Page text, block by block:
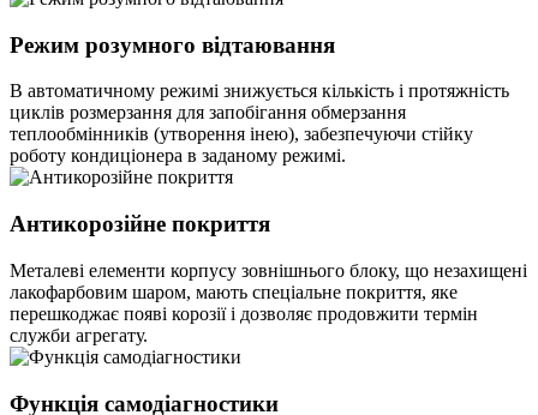
Режим розумного відтаювання
В автоматичному режимі знижується кількість і протяжність
циклів розмерзання для запобігання обмерзання
теплообмінників (утворення інею), забезпечуючи стійку
роботу кондиціонера в заданому режимі.
Антикорозійне покриття
Металеві елементи корпусу зовнішнього блоку, що незахищені
лакофарбовим шаром, мають спеціальне покриття, яке
перешкоджає появі корозії і дозволяє продовжити термін
служби агрегату.
Функція самодіагностики